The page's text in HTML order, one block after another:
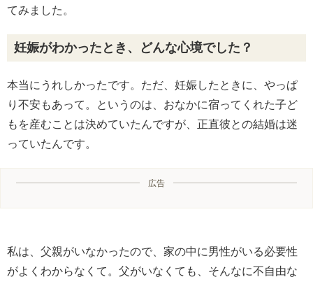
てみました。
妊娠がわかったとき、どんな心境でした？
本当にうれしかったです。ただ、妊娠したときに、やっぱ
り不安もあって。というのは、おなかに宿ってくれた子ど
もを産むことは決めていたんですが、正直彼との結婚は迷
っていたんです。
広告
私は、父親がいなかったので、家の中に男性がいる必要性
がよくわからなくて。父がいなくても、そんなに不自由な